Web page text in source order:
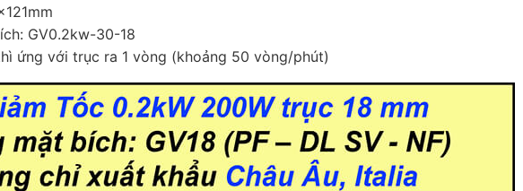
GV0.2kw-30-18
ứng với trục ra 1 vòng (khoảng 50 vòng/phút)